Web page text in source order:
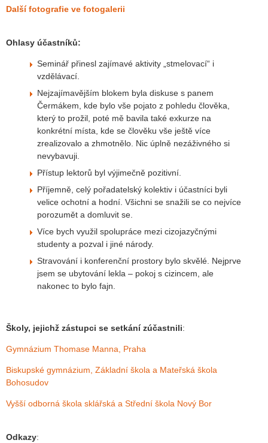
Další fotografie ve fotogalerii
Ohlasy účastníků:
Seminář přinesl zajímavé aktivity „stmelovací“ i
vzdělávací.
Nejzajímavějším blokem byla diskuse s panem
Čermákem, kde bylo vše pojato z pohledu člověka,
který to prožil, poté mě bavila také exkurze na
konkrétní místa, kde se člověku vše ještě více
zrealizovalo a zhmotnělo. Nic úplně nezáživného si
nevybavuji.
Přístup lektorů byl výjimečně pozitivní.
Příjemně, celý pořadatelský kolektiv i účastníci byli
velice ochotní a hodní. Všichni se snažili se co nejvíce
porozumět a domluvit se.
Více bych využil spolupráce mezi cizojazyčnými
studenty a pozval i jiné národy.
Stravování i konferenční prostory bylo skvělé. Nejprve
jsem se ubytování lekla – pokoj s cizincem, ale
nakonec to bylo fajn.
Školy, jejichž zástupci se setkání zúčastnili:
Gymnázium Thomase Manna, Praha
Biskupské gymnázium, Základní škola a Mateřská škola
Bohosudov
Vyšší odborná škola sklářská a Střední škola Nový Bor
Odkazy: